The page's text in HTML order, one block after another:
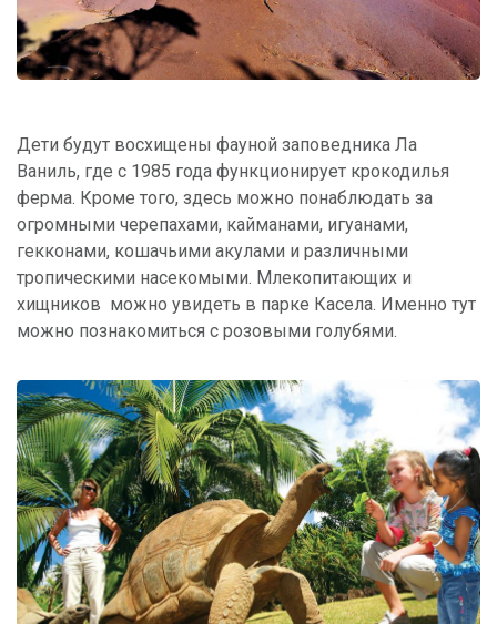
Дети будут восхищены фауной заповедника Ла
Ваниль, где с 1985 года функционирует крокодилья
ферма. Кроме того, здесь можно понаблюдать за
огромными черепахами, кайманами, игуанами,
гекконами, кошачьими акулами и различными
тропическими насекомыми. Млекопитающих и
хищников можно увидеть в парке Касела. Именно тут
можно познакомиться с розовыми голубями.